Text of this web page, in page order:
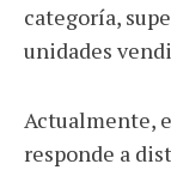
categoría,
unidades
Actualmente,
responde a